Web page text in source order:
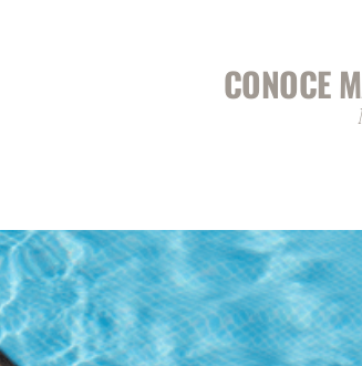
CONOCE